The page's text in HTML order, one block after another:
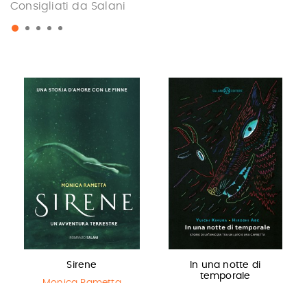
Consigliati da Salani
Sirene
In una notte di
temporale